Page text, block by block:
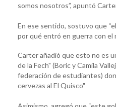
somos nosotros”, apuntó
En ese sentido, sostuvo que
por qué entró en guerra con el
Carter añadió que esto no es
de la Fech" (Boric y Camila
federación de estudiantes)
cervezas al El Quisco"